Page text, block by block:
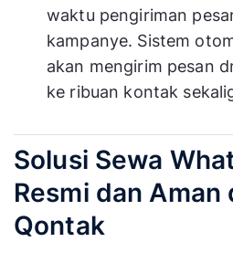
waktu pengiriman
kampanye. Sistem
akan mengirim pesan
ke ribuan kontak
Solusi Sewa
Resmi dan
Qontak